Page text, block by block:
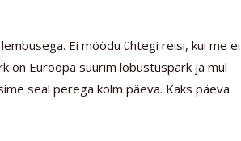
Ei möödu ühtegi reisi, kui me ei
on Euroopa suurim lõbustuspark ja mul
seal perega kolm päeva. Kaks päeva